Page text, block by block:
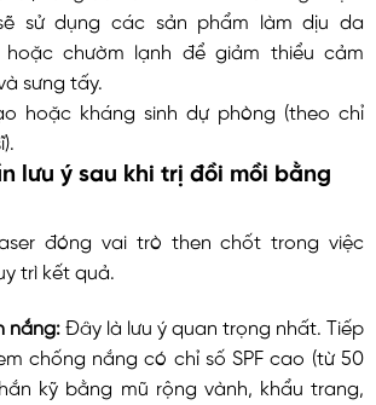
sử dụng các sản phẩm làm dịu da
hoặc chườm lạnh để giảm thiểu cảm
sưng tấy.
hoặc kháng sinh dự phòng (theo chỉ
lưu ý sau khi trị đồi mồi bằng
đóng vai trò then chốt trong việc
trì kết quả.
nắng: Đây là lưu ý quan trọng nhất. Tiếp
chống nắng có chỉ số SPF cao (từ 50
kỹ bằng mũ rộng vành, khẩu trang,